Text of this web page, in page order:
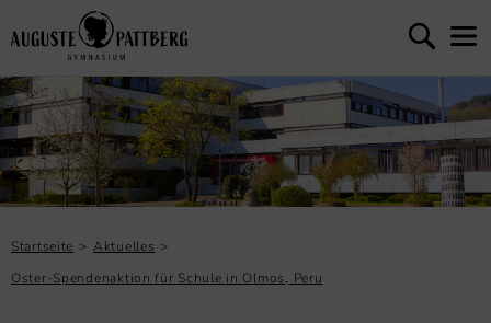
Startseite
Aktuelles
Oster-Spendenaktion für Schule in Olmos, Peru